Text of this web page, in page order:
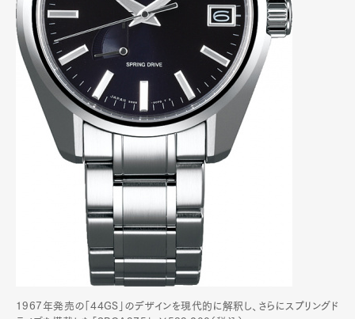
1967年発売の「44GS」のデザインを現代的に解釈し、さらにスプリングド